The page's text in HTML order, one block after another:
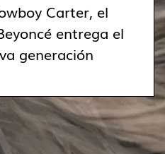
Carter, el
entrega el
generación